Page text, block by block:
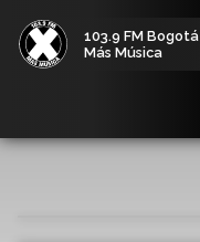
103.9 FM Bogotá
Más Música